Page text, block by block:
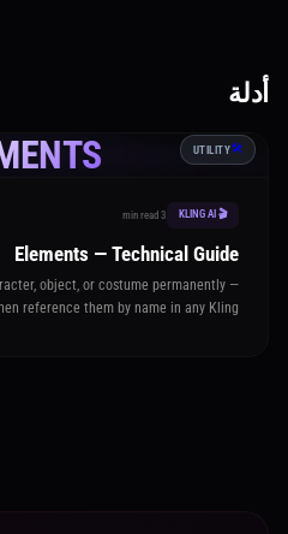
أدلة
🛠️
UTILITY
🎬 KLING AI
3 min read
Elements — Technical Guide
object, or costume permanently —
reference them by name in any Kling